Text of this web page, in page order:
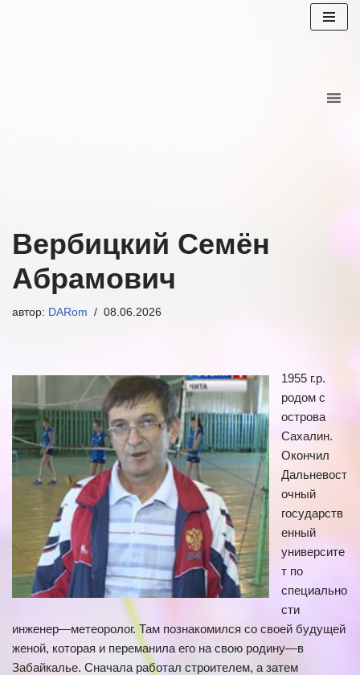
Вербицкий Семён
Абрамович
автор: DARom 08.06.2026
1955 г.р.
родом с
острова
Сахалин.
Окончил
Дальневост
очный
государств
енный
университе
т по
специально
сти
инженер—метеоролог. Там познакомился со своей будущей
женой, которая и переманила его на свою родину—в
Забайкалье. Сначала работал строителем, а затем